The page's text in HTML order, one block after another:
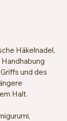
Häkelnadel,
und des
Halt.